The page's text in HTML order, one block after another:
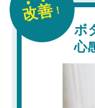
改善！
ボ
心